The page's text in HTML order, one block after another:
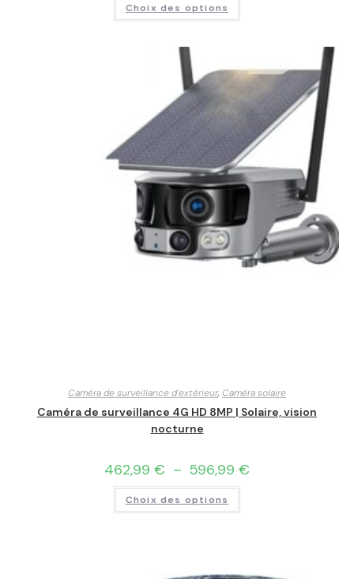
Choix des options
Caméra de surveillance d'extérieur, Caméra solaire
Caméra de surveillance 4G HD 8MP | Solaire, vision
nocturne
462,99 € – 596,99 €
Choix des options